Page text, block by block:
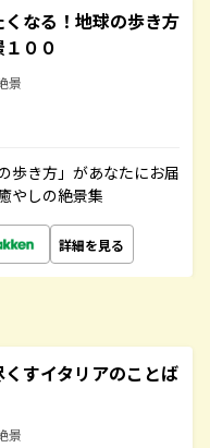
なる！地球の歩き方
００
景
歩き方」があなたにお届
やしの絶景集
詳細を見る
すイタリアのことば
景